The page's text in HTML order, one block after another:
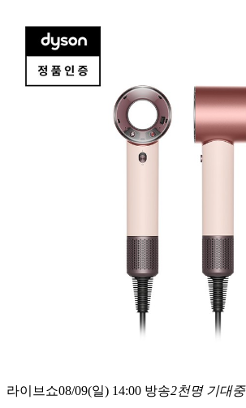
라이브쇼08/09(일) 14:00 방송2천명 기대중